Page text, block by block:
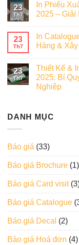
23
Th7
In Phiếu
2025 – Giải
23
Th7
In
Hàng &
23
Th7
Thiết Kế &
2025: Bí
Nghiệp
DANH MỤC
Báo giá (33)
Báo giá Brochure (1)
Báo giá Card visit
Báo giá Catalogue
Báo giá Decal (2)
Báo giá Hoá đơn (4)